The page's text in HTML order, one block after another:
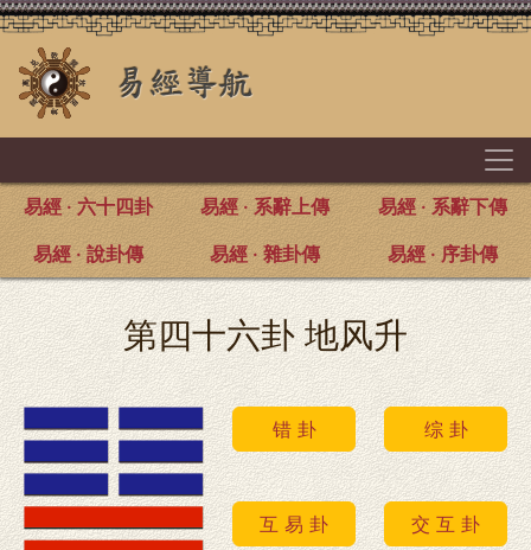
易經 · 六十四卦 易經 · 系辭上傳
易經 · 系辭下傳
易經 · 說卦傳
易經 · 雜卦傳 易經 · 序卦傳
第四十六卦 地风升
错 卦 综 卦
互 易 卦 交 互 卦